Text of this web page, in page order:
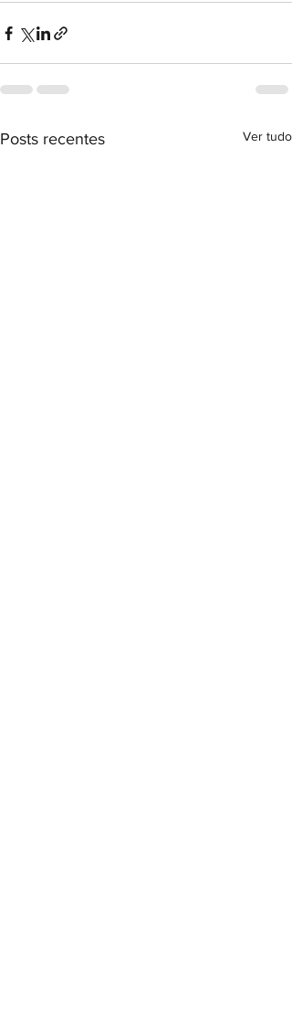
Posts recentes Ver tudo